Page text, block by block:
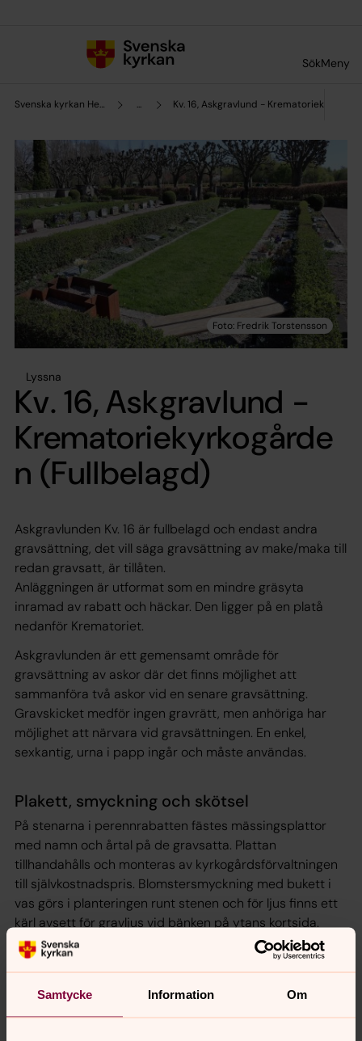
Samtycke Information Om
SökMeny
Svenska kyrkan Helsingborg ... Kv. 16, Askgravlund -
Lyssna
Kv. 16, Askgravlund -
Krematoriekyrkogårde
n (Fullbelagd)
Askgravlunden Kv. 16 är fullbelagd och endast andra
gravsättning, det vill säga gravsättning av make/maka till
redan gravsatt, är tillåten.
Anläggningen är utformat som en mindre gräsyta
inramad av rabatt och häckar. Den ligger på en platå
nedanför Krematoriet.
Askgravlunden är ett gemensamt område för
gravsättning av askor där det finns möjlighet att
sammanföra två askor vid en senare gravsättning.
Gravskicket medför ingen gravrätt, men anhöriga har
möjlighet att närvara vid gravsättningen. En enkel,
sexkantig, urna i papp ingår och måste användas.
Plakett, smyckning och skötsel
På stenarna i perennrabatten fästes mässingsplattor
med namn och årtal på de gravsatta. Plattan
tillhandahålls och monteras av kyrkogårdsförvaltningen
till självkostnadspris. Blomstersmyckning med bukett i
vas görs i planteringen runt stenen och för ljus finns ett
kärl avsett för gravljus vid bänken på ytans kortsida.
Kyrkogårdsförvaltningen svarar för anläggningens
skötsel.